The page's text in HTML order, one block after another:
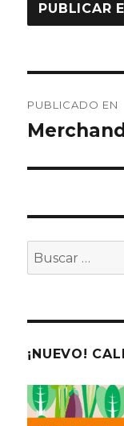
de
PUBLICADO EN
Buscar
por:
¡NUEVO!